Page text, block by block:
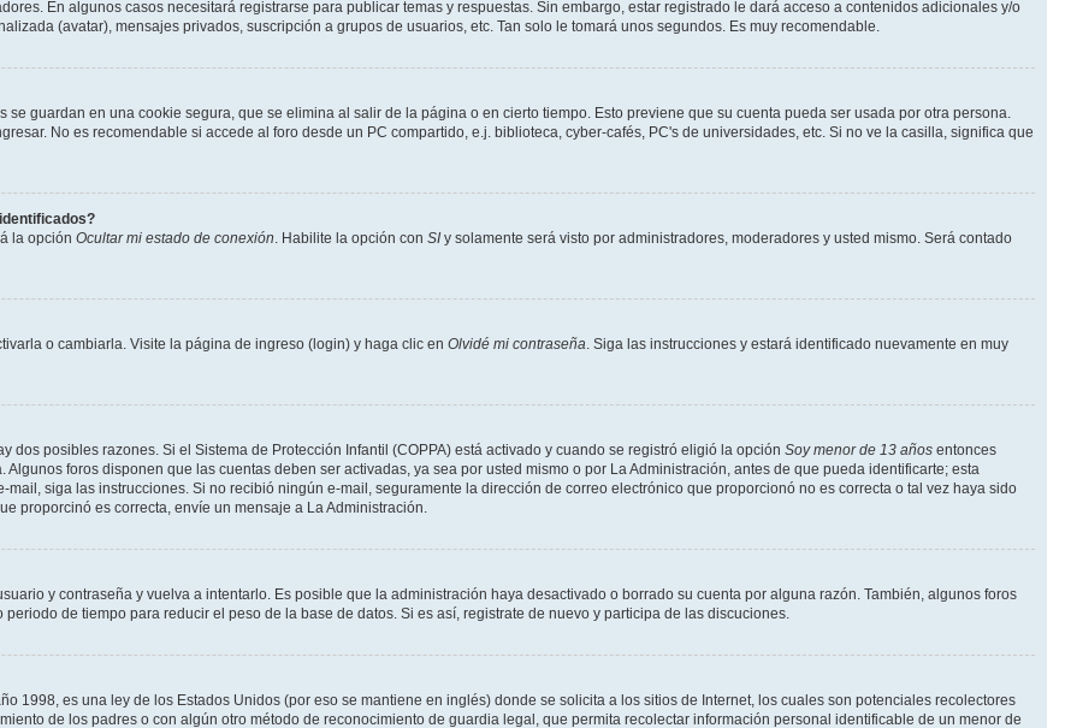
En algunos casos necesitará registrarse para publicar temas y respuestas. Sin embargo, estar registrado le dará acceso a contenidos adicionales y/o
(avatar), mensajes privados, suscripción a grupos de usuarios, etc. Tan solo le tomará unos segundos. Es muy recomendable.
se guardan en una cookie segura, que se elimina al salir de la página o en cierto tiempo. Esto previene que su cuenta pueda ser usada por otra persona.
No es recomendable si accede al foro desde un PC compartido, e.j. biblioteca, cyber-cafés, PC's de universidades, etc. Si no ve la casilla, significa que
la opción Ocultar mi estado de conexión. Habilite la opción con SI y solamente será visto por administradores, moderadores y usted mismo. Será contado
o cambiarla. Visite la página de ingreso (login) y haga clic en Olvidé mi contraseña. Siga las instrucciones y estará identificado nuevamente en muy
dos posibles razones. Si el Sistema de Protección Infantil (COPPA) está activado y cuando se registró eligió la opción Soy menor de 13 años entonces
foros disponen que las cuentas deben ser activadas, ya sea por usted mismo o por La Administración, antes de que pueda identificarte; esta
siga las instrucciones. Si no recibió ningún e-mail, seguramente la dirección de correo electrónico que proporcionó no es correcta o tal vez haya sido
proporcinó es correcta, envíe un mensaje a La Administración.
y contraseña y vuelva a intentarlo. Es posible que la administración haya desactivado o borrado su cuenta por alguna razón. También, algunos foros
de tiempo para reducir el peso de la base de datos. Si es así, registrate de nuevo y participa de las discuciones.
1998, es una ley de los Estados Unidos (por eso se mantiene en inglés) donde se solicita a los sitios de Internet, los cuales son potenciales recolectores
de los padres o con algún otro método de reconocimiento de guardia legal, que permita recolectar información personal identificable de un menor de